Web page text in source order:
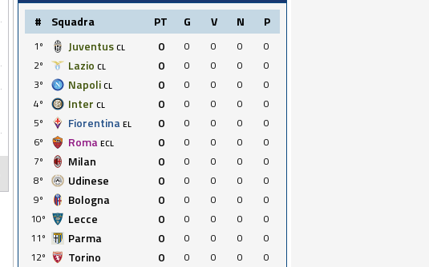
# Squadra PT G V N P
1º Juventus CL 0 0 0 0
0
2º
Lazio CL 0 0 0 0
0
3º
Napoli CL 0 0 0 0
0
4º
Inter CL 0 0 0 0
0
5º
Fiorentina EL 0 0 0 0
0
6º
Roma ECL 0 0 0 0
0
7º
Milan 0 0 0 0
0
8º
Udinese 0 0 0 0
0
9º
Bologna 0 0 0 0
0
10º
Lecce 0 0 0 0
0
11º
Parma 0 0 0 0
0
12º
Torino 0 0 0 0 0